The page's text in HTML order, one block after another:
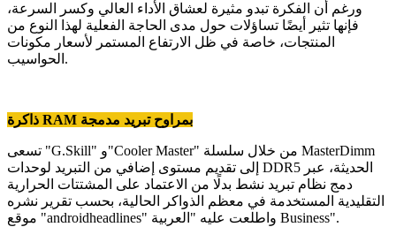
ورغم أن الفكرة تبدو مثيرة لعشاق الأداء العالي وكسر السرعة،
فإنها تثير أيضًا تساؤلات حول مدى الحاجة الفعلية لهذا النوع من
المنتجات، خاصة في ظل الارتفاع المستمر لأسعار مكونات
الحواسيب.
ذاكرة RAM بمراوح تبريد مدمجة
تسعى "G.Skill" و"Cooler Master" من خلال سلسلة MasterDimm
إلى تقديم مستوى إضافي من التبريد لوحدات DDR5 الحديثة، عبر
دمج نظام تبريد نشط بدلًا من الاعتماد على المشتتات الحرارية
التقليدية المستخدمة في معظم الذواكر الحالية، بحسب تقرير نشره
موقع "androidheadlines" واطلعت عليه "العربية Business".